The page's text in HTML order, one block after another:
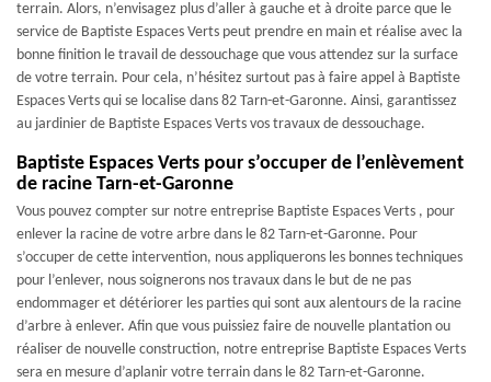
terrain. Alors, n’envisagez plus d’aller à gauche et à droite parce que le
service de Baptiste Espaces Verts peut prendre en main et réalise avec la
bonne finition le travail de dessouchage que vous attendez sur la surface
de votre terrain. Pour cela, n’hésitez surtout pas à faire appel à Baptiste
Espaces Verts qui se localise dans 82 Tarn-et-Garonne. Ainsi, garantissez
au jardinier de Baptiste Espaces Verts vos travaux de dessouchage.
Baptiste Espaces Verts pour s’occuper de l’enlèvement
de racine Tarn-et-Garonne
Vous pouvez compter sur notre entreprise Baptiste Espaces Verts , pour
enlever la racine de votre arbre dans le 82 Tarn-et-Garonne. Pour
s’occuper de cette intervention, nous appliquerons les bonnes techniques
pour l’enlever, nous soignerons nos travaux dans le but de ne pas
endommager et détériorer les parties qui sont aux alentours de la racine
d’arbre à enlever. Afin que vous puissiez faire de nouvelle plantation ou
réaliser de nouvelle construction, notre entreprise Baptiste Espaces Verts
sera en mesure d’aplanir votre terrain dans le 82 Tarn-et-Garonne.